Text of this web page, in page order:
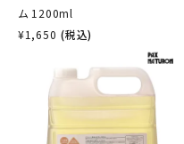
ム 1200ml
¥1,650 (税込)